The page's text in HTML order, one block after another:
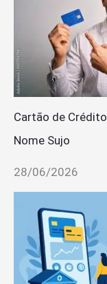
Cartão de
Nome Sujo
28/06/2026